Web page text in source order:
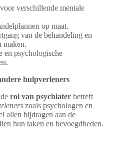
verschillende mentale
op maat.
van de behandeling en
maken.
en psychologische
hulpverleners
rol van psychiater betreft
zoals psychologen en
allen bijdragen aan de
hun taken en bevoegdheden.